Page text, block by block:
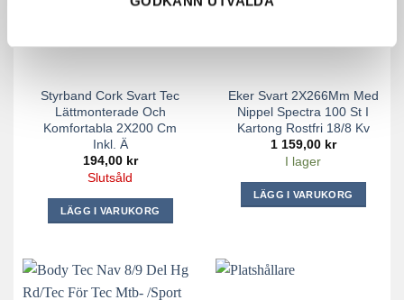
Styrband Cork Svart Tec
Lättmonterade Och
Komfortabla 2X200 Cm
Inkl. Ä
194,00 kr
Slutsåld
LÄGG I VARUKORG
Eker Svart 2X266Mm Med
Nippel Spectra 100 St I
Kartong Rostfri 18/8 Kv
1 159,00 kr
I lager
LÄGG I VARUKORG